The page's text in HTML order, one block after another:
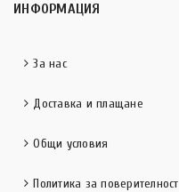
ИНФОРМАЦИЯ
За нас
Доставка и плащане
Общи условия
Политика за поверителност